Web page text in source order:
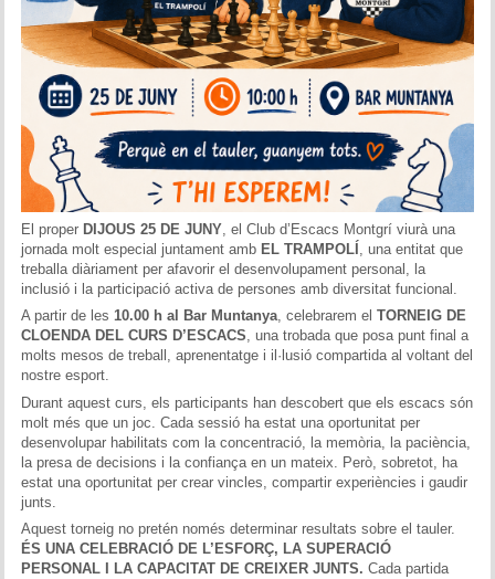
El proper DIJOUS 25 DE JUNY , el Club d’Escacs Montgrí viurà una
jornada molt especial juntament amb EL TRAMPOLÍ
, una entitat que
treballa diàriament per afavorir el desenvolupament personal, la
inclusió i la participació activa de persones amb diversitat funcional.
A partir de les 10.00 h al Bar Muntanya, celebrarem el TORNEIG DE
CLOENDA DEL CURS D’ESCACS, una trobada que posa punt final a
molts mesos de treball, aprenentatge i il·lusió compartida al voltant del
nostre esport.
Durant aquest curs, els participants han descobert que els escacs són
molt més que un joc. Cada sessió ha estat una oportunitat per
desenvolupar habilitats com la concentració, la memòria, la paciència,
la presa de decisions i la confiança en un mateix. Però, sobretot, ha
estat una oportunitat per crear vincles, compartir experiències i gaudir
junts.
Aquest torneig no pretén només determinar resultats sobre el tauler.
ÉS UNA CELEBRACIÓ DE L’ESFORÇ, LA SUPERACIÓ
PERSONAL I LA CAPACITAT DE CREIXER JUNTS. Cada partida